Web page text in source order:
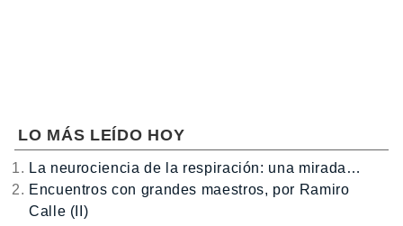
LO MÁS LEÍDO HOY
La neurociencia de la respiración: una mirada…
Encuentros con grandes maestros, por Ramiro
Calle (II)